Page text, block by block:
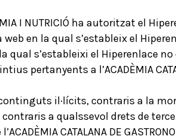
I NUTRICIÓ ha autoritzat el
en la qual s’estableix el
qual s’estableixi el Hiperenlace
a l’ACADÈMIA
il·lícits, contraris a la
a qualssevol drets de
CATALANA DE